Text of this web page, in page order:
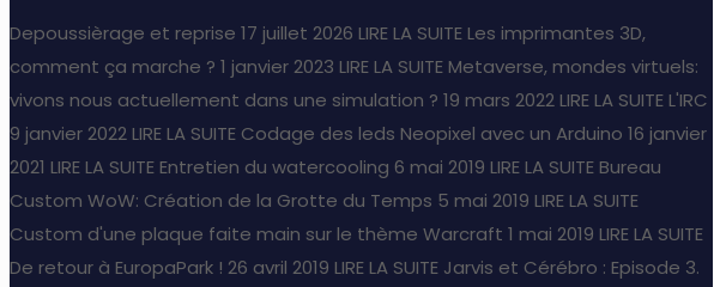
Depoussièrage et reprise 17 juillet 2026 LIRE LA SUITE Les imprimantes 3D,
comment ça marche ? 1 janvier 2023 LIRE LA SUITE Metaverse, mondes virtuels:
vivons nous actuellement dans une simulation ? 19 mars 2022 LIRE LA SUITE L'IRC
9 janvier 2022 LIRE LA SUITE Codage des leds Neopixel avec un Arduino 16 janvier
2021 LIRE LA SUITE Entretien du watercooling 6 mai 2019 LIRE LA SUITE Bureau
Custom WoW: Création de la Grotte du Temps 5 mai 2019 LIRE LA SUITE
Custom d'une plaque faite main sur le thème Warcraft 1 mai 2019 LIRE LA SUITE
De retour à EuropaPark ! 26 avril 2019 LIRE LA SUITE Jarvis et Cérébro : Episode 3.